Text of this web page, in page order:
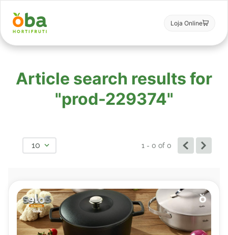
Loja Online
Article search results for
"prod-229374"
10 1 - 0of 0